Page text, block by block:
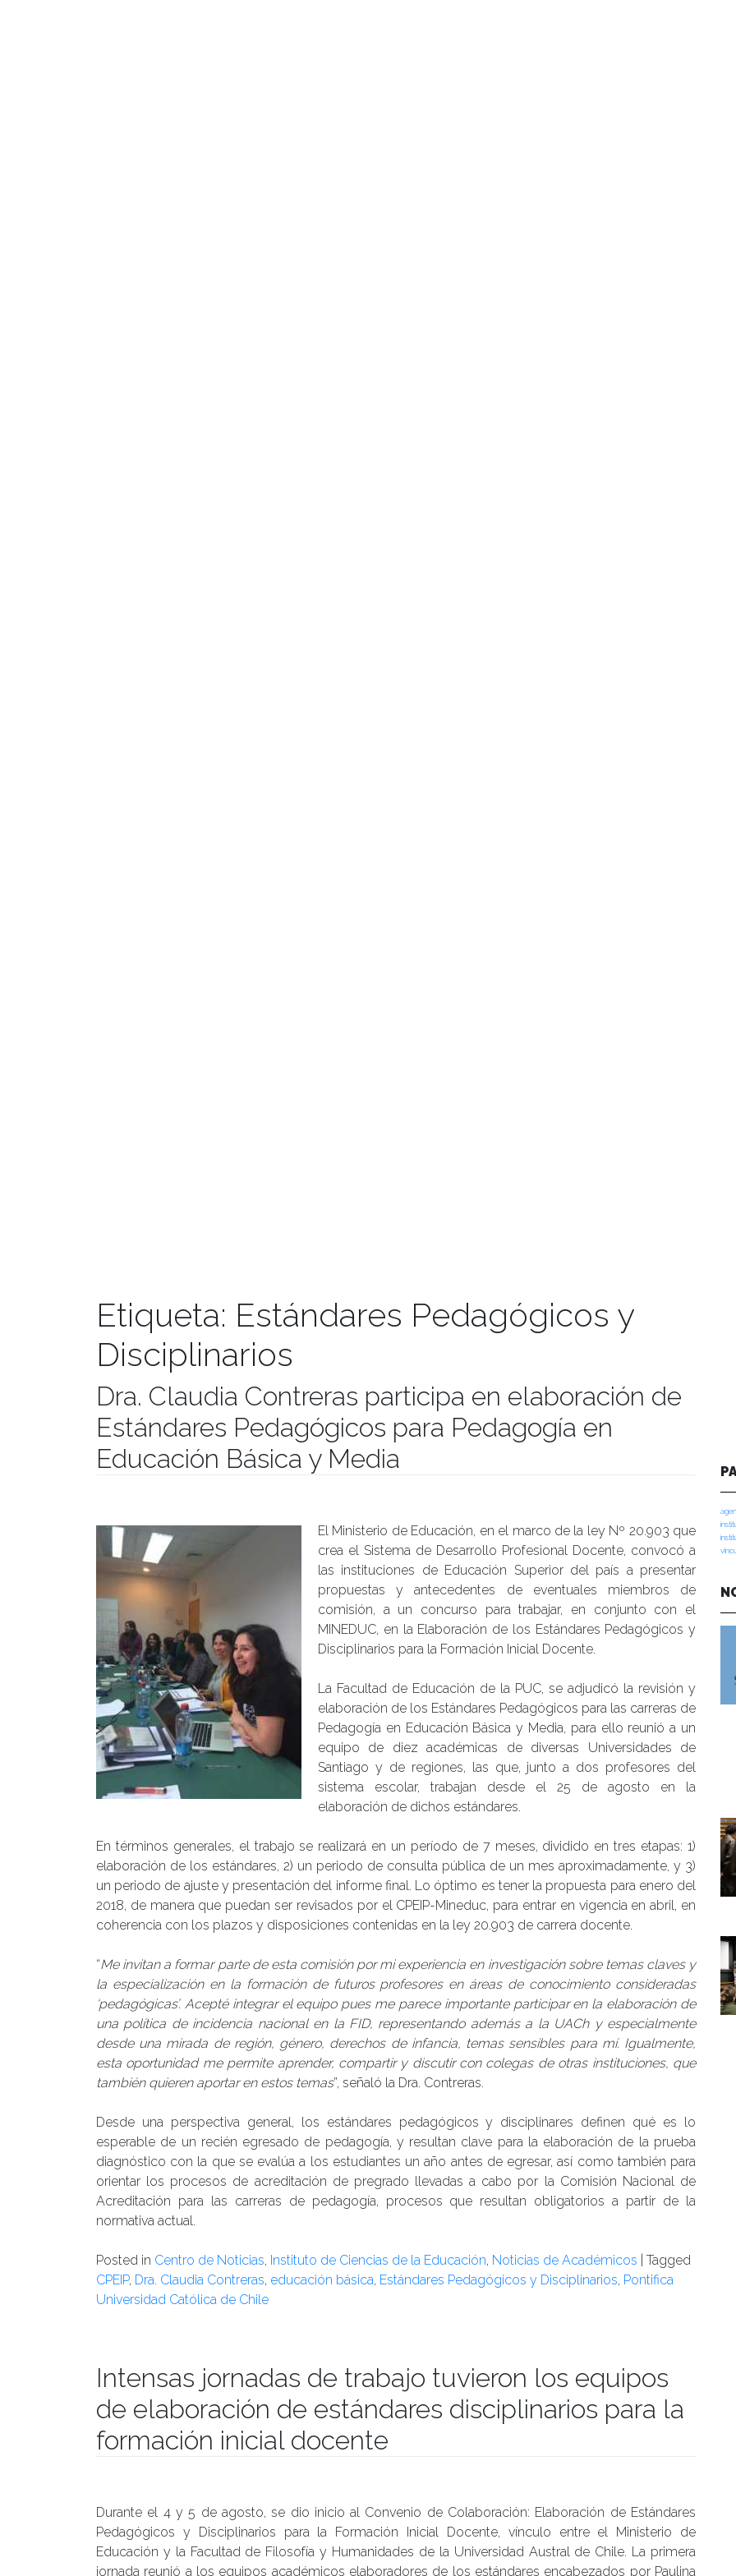
Etiqueta: Estándares Pedagógicos y
Disciplinarios
Dra. Claudia Contreras participa en elaboración de
Estándares Pedagógicos para Pedagogía en
Educación Básica y Media
El Ministerio de Educación, en el marco de la ley Nº 20.903 que
crea el Sistema de Desarrollo Profesional Docente, convocó a
las instituciones de Educación Superior del país a presentar
propuestas y antecedentes de eventuales miembros de
comisión, a un concurso para trabajar, en conjunto con el
MINEDUC, en la Elaboración de los Estándares Pedagógicos y
Disciplinarios para la Formación Inicial Docente.
La Facultad de Educación de la PUC, se adjudicó la revisión y
elaboración de los Estándares Pedagógicos para las carreras de
Pedagogía en Educación Básica y Media, para ello reunió a un
equipo de diez académicas de diversas Universidades de
Santiago y de regiones, las que, junto a dos profesores del
sistema escolar, trabajan desde el 25 de agosto en la
elaboración de dichos estándares.
En términos generales, el trabajo se realizará en un período de 7 meses, dividido en tres etapas: 1)
elaboración de los estándares, 2) un periodo de consulta pública de un mes aproximadamente, y 3)
un periodo de ajuste y presentación del informe final. Lo óptimo es tener la propuesta para enero del
2018, de manera que puedan ser revisados por el CPEIP-Mineduc, para entrar en vigencia en abril, en
coherencia con los plazos y disposiciones contenidas en la ley 20.903 de carrera docente.
“Me invitan a formar parte de esta comisión por mi experiencia en investigación sobre temas claves y
la especialización en la formación de futuros profesores en áreas de conocimiento consideradas
‘pedagógicas’. Acepté integrar el equipo pues me parece importante participar en la elaboración de
una política de incidencia nacional en la FID, representando además a la UACh y especialmente
desde una mirada de región, género, derechos de infancia, temas sensibles para mí. Igualmente,
esta oportunidad me permite aprender, compartir y discutir con colegas de otras instituciones, que
también quieren aportar en estos temas”, señaló la Dra. Contreras.
Desde una perspectiva general, los estándares pedagógicos y disciplinares definen qué es lo
esperable de un recién egresado de pedagogía, y resultan clave para la elaboración de la prueba
diagnóstico con la que se evalúa a los estudiantes un año antes de egresar, así como también para
orientar los procesos de acreditación de pregrado llevadas a cabo por la Comisión Nacional de
Acreditación para las carreras de pedagogía, procesos que resultan obligatorios a partir de la
normativa actual.
Posted in Centro de Noticias, Instituto de Ciencias de la Educación, Noticias de Académicos
Tagged
CPEIP, Dra. Claudia Contreras, educación básica, Estándares Pedagógicos y Disciplinarios, Pontifica
Universidad Católica de Chile
Intensas jornadas de trabajo tuvieron los equipos
de elaboración de estándares disciplinarios para la
formación inicial docente
Durante el 4 y 5 de agosto, se dio inicio al Convenio de Colaboración: Elaboración de Estándares
Pedagógicos y Disciplinarios para la Formación Inicial Docente, vínculo entre el Ministerio de
Educación y la Facultad de Filosofía y Humanidades de la Universidad Austral de Chile. La primera
jornada reunió a los equipos académicos elaboradores de los estándares encabezados por Paulina